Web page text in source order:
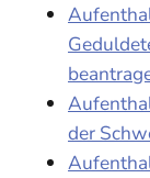
der